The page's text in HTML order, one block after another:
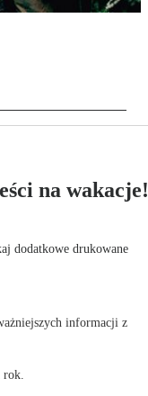
na wakacje!
dodatkowe drukowane
informacji z
rok.